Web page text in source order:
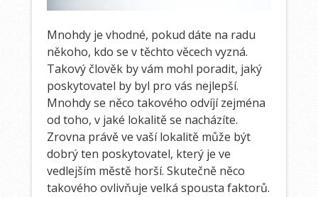
Mnohdy je vhodné, pokud dáte na radu
někoho, kdo se v těchto věcech vyzná.
Takový člověk by vám mohl poradit, jaký
poskytovatel by byl pro vás nejlepší.
Mnohdy se něco takového odvíjí zejména
od toho, v jaké lokalitě se nacházíte.
Zrovna právě ve vaší lokalitě může být
dobrý ten poskytovatel, který je ve
vedlejším městě horší. Skutečně něco
takového ovlivňuje velká spousta faktorů.